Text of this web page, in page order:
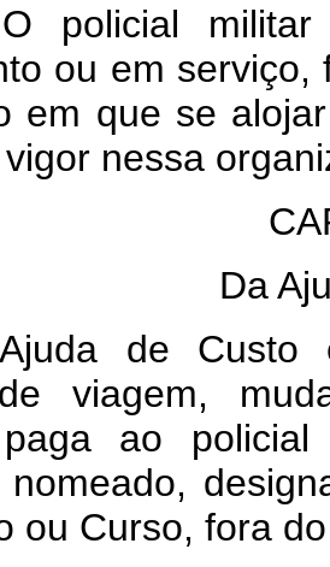
policial militar
ou em
em que se
nessa
Da
de Custo
viagem,
ao
ou Curso, fora